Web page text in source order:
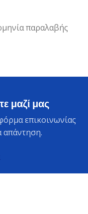
παραλαβής
μαζί μας
επικοινωνίας
απάντηση.